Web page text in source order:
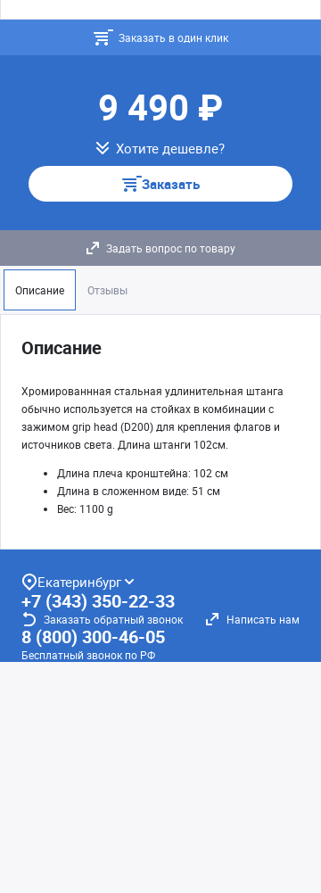
Заказать в один клик
9 490 ₽
Хотите дешевле?
Заказать
Задать вопрос по товару
Описание Отзывы
Описание
Хромированнная стальная удлинительная штанга
обычно используется на стойках в комбинации с
зажимом grip head (D200) для крепления флагов и
источников света. Длина штанги 102см.
Длина плеча кронштейна: 102 см
Длина в сложенном виде: 51 см
Вес: 1100 g
Екатеринбург
+7 (343) 350-22-33
Заказать обратный звонок Написать нам
8 (800) 300-46-05
Бесплатный звонок по РФ